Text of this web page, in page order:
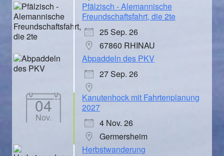
Pfälzisch - Alemannische
Freundschaftsfahrt, die 2te
25 Sep. 26
67860 RHINAU
Abpaddeln des PKV
27 Sep. 26
04
Nov.
Kanutenhock mit Fahrtenplanung
2027
4 Nov. 26
Germersheim
Herbstwanderung